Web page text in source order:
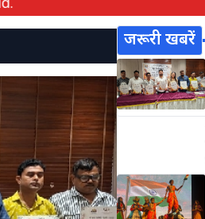
जरूरी खबरें